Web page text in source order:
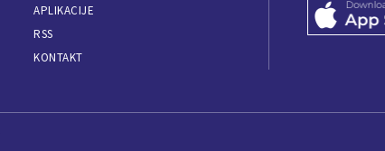
APLIKACIJE
RSS
KONTAKT